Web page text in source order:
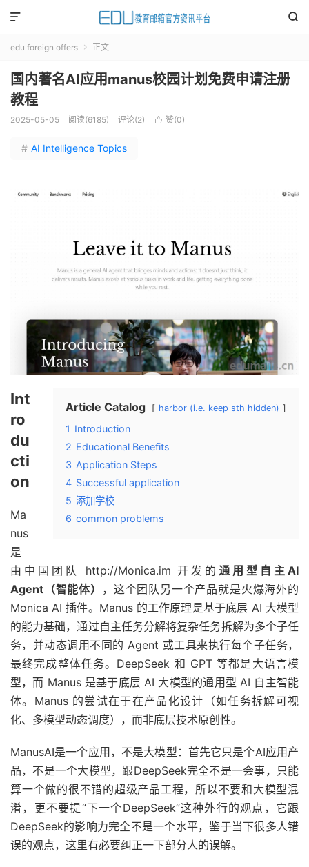


edu foreign offers  正文
国内著名AI应用manus校园计划免费申请注册
教程
2025-05-05 阅读(6185) 评论(2)  赞(0)
# AI Intelligence Topics
Article Catalog harbor (i.e. keep sth hidden)
1 Introduction
2 Educational Benefits
3 Application Steps
4 Successful application
5 添加学校
6 common problems
Int
ro
du
cti
on
Ma
nus
是
由中国团队 http://Monica.im 开发的 通用型自主AI
Agent（智能体）
，这个团队另一个产品就是火爆海外的
Monica AI 插件。Manus 的工作原理是基于底层 AI 大模型
的能力基础，通过自主任务分解将复杂任务拆解为多个子任
务，并动态调用不同的 Agent 或工具来执行每个子任务，
最终完成整体任务。DeepSeek 和 GPT 等都是大语言模
型，而 Manus 是基于底层 AI 大模型的通用型 AI 自主智能
体。Manus 的尝试在于在产品化设计（如任务拆解可视
化、多模型动态调度），而非底层技术原创性。
ManusAI是一个应用，不是大模型：首先它只是个AI应用产
品，不是一个大模型，跟DeepSeek完全不是一会事，只能
算一个做的很不错的超级产品工程，所以不要和大模型混
淆，更不要提“下一个DeepSeek”这种外行的观点，它跟
DeepSeek的影响力完全不是一个水平，鉴于当下很多人错
误的观点，这里有必要纠正一下部分人的误解。